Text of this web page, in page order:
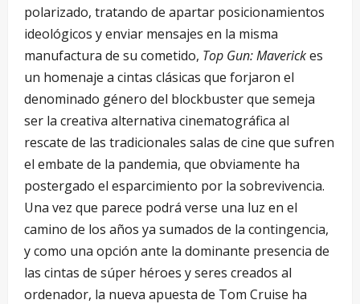
polarizado, tratando de apartar posicionamientos
ideológicos y enviar mensajes en la misma
manufactura de su cometido, Top Gun: Maverickes
un homenaje a cintas clásicas que forjaron el
denominado género del blockbuster que semeja
ser la creativa alternativa cinematográfica al
rescate de las tradicionales salas de cine que sufren
el embate de la pandemia, que obviamente ha
postergado el esparcimiento por la sobrevivencia.
Una vez que parece podrá verse una luz en el
camino de los años ya sumados de la contingencia,
y como una opción ante la dominante presencia de
las cintas de súper héroes y seres creados al
ordenador, la nueva apuesta de Tom Cruise ha